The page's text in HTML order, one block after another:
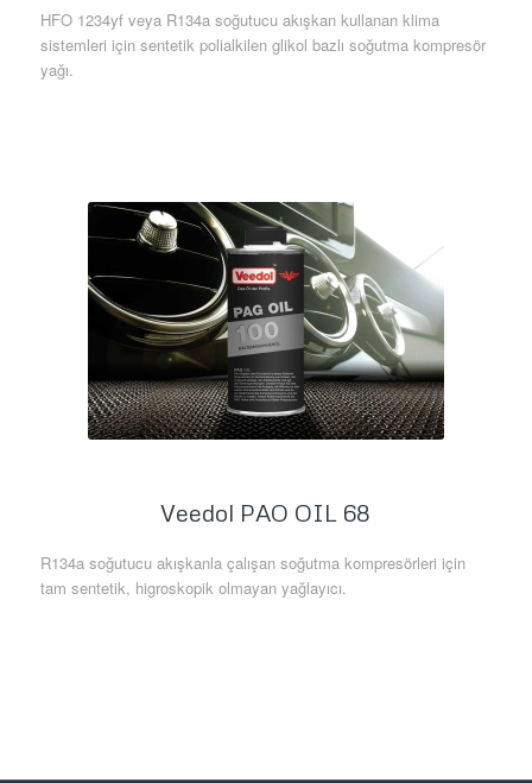
HFO 1234yf veya R134a soğutucu akışkan kullanan klima
sistemleri için sentetik polialkilen glikol bazlı soğutma kompresör
yağı.
Veedol PAO OIL 68
R134a soğutucu akışkanla çalışan soğutma kompresörleri için
tam sentetik, higroskopik olmayan yağlayıcı.